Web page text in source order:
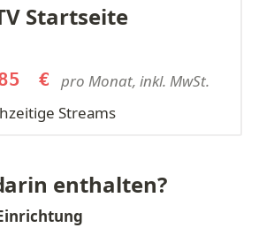
Startseite
€
pro Monat, inkl. MwSt.
Streams
enthalten?